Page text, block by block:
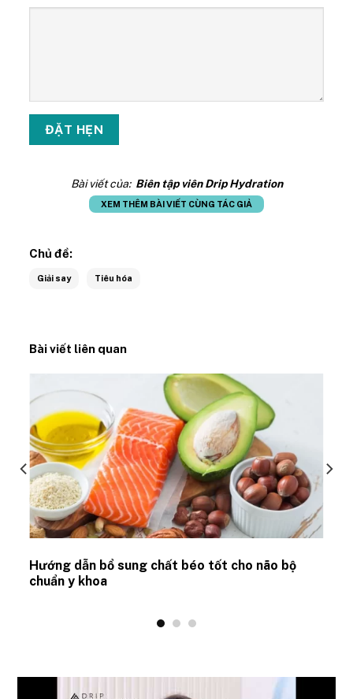
Bài viết của: Biên tập viên Drip Hydration
XEM THÊM BÀI VIẾT CÙNG TÁC GIẢ
Chủ đề:
Giải say Tiêu hóa
Bài viết liên quan
Hướng dẫn bổ sung chất béo tốt cho não bộ
chuẩn y khoa